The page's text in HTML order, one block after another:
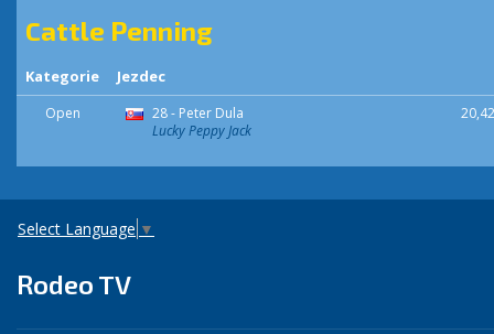
Cattle Penning
Kategorie Jezdec
Open
28 - Peter Dula
Lucky Peppy Jack
Select Language ▼
Rodeo TV